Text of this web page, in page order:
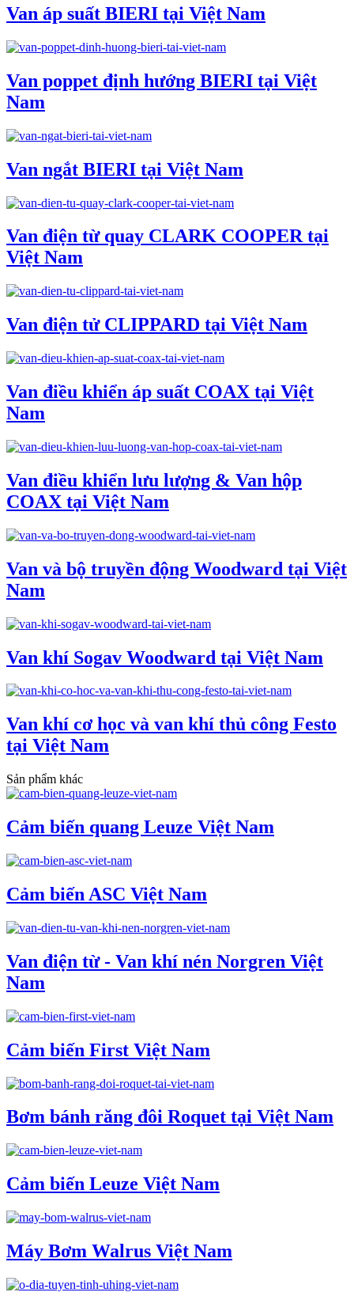
Van áp suất BIERI tại Việt Nam
Van poppet định hướng BIERI tại Việt
Nam
Van ngắt BIERI tại Việt Nam
Van điện từ quay CLARK COOPER tại
Việt Nam
Van điện tử CLIPPARD tại Việt Nam
Van điều khiển áp suất COAX tại Việt
Nam
Van điều khiển lưu lượng & Van hộp
COAX tại Việt Nam
Van và bộ truyền động Woodward tại Việt
Nam
Van khí Sogav Woodward tại Việt Nam
Van khí cơ học và van khí thủ công Festo
tại Việt Nam
Sản phẩm khác
Cảm biến quang Leuze Việt Nam
Cảm biến ASC Việt Nam
Van điện từ - Van khí nén Norgren Việt
Nam
Cảm biến First Việt Nam
Bơm bánh răng đôi Roquet tại Việt Nam
Cảm biến Leuze Việt Nam
Máy Bơm Walrus Việt Nam